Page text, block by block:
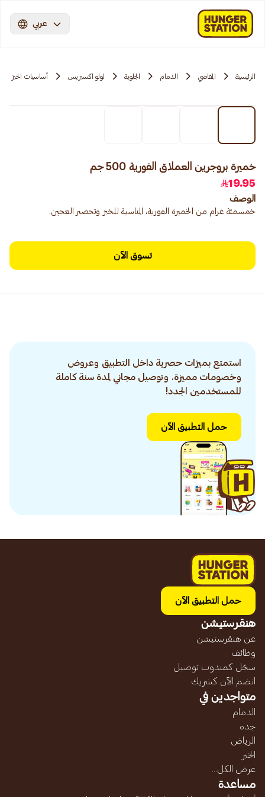
عربي
الرئيسية المقاضي الدمام الجلوية لولو اكسبريس أساسيات الخبز
خميرة بروجرين العملاق الفورية 500 جم
19.95
الوصف
خمسمئة غرام من الخميرة الفورية، المناسبة للخبز وتحضير العجين.
تسوق الآن
استمتع بميزات حصرية داخل التطبيق وعروض
وخصومات مميزة. وتوصيل مجاني لمدة سنة كاملة
للمستخدمين الجدد!
حمل التطبيق الآن
حمل التطبيق الآن
هنقرستيشن
عن هنقرستيشن
وظائف
سجّل كمندوب توصيل
انضم الآن كشريك
متواجدين في
الدمام
جده
الرياض
الخبر
عرض الكل...
مساعدة